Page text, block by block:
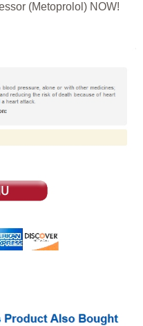
(Metoprolol) NOW!